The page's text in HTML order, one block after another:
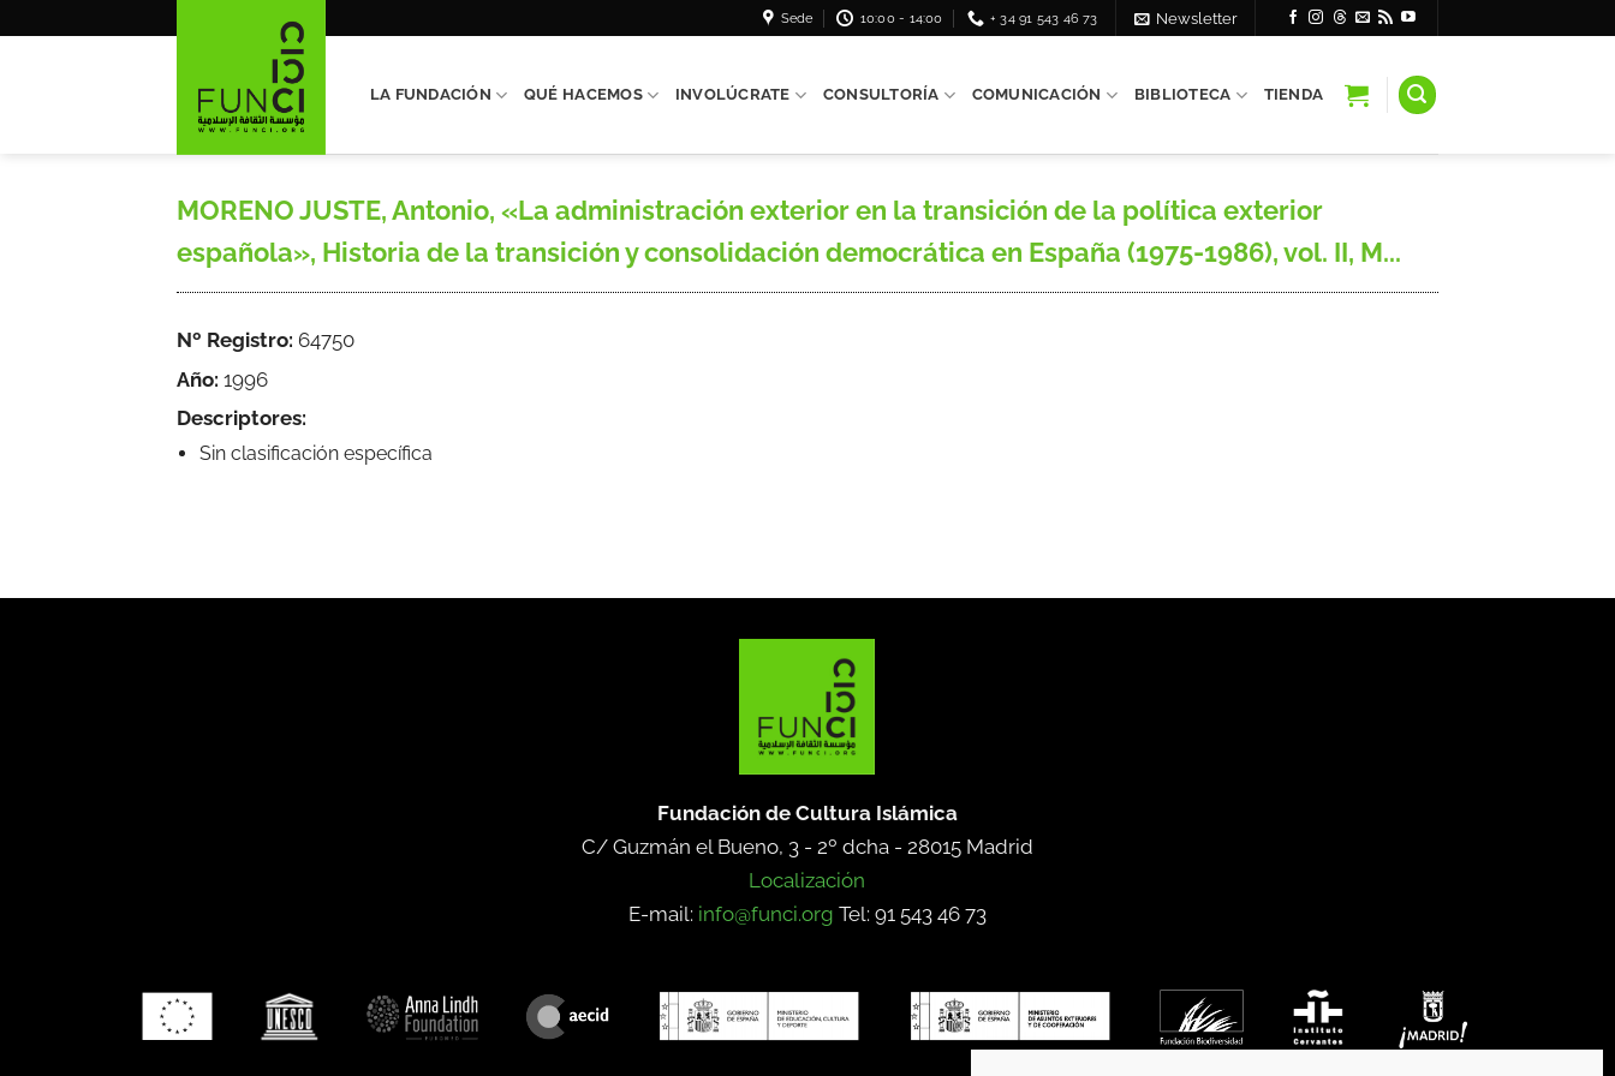
Sede 10:00 - 14:00 + 34 91 543 46 73 Newsletter
LA FUNDACIÓN QUÉ HACEMOS INVOLÚCRATE CONSULTORÍA COMUNICACIÓN BIBLIOTECA TIENDA
MORENO JUSTE, Antonio, «La administración exterior en la transición de la política exterior
española», Historia de la transición y consolidación democrática en España (1975-1986), vol. II, M...
Nº Registro: 64750
Año: 1996
Descriptores:
Sin clasificación específica
Fundación de Cultura Islámica
C/ Guzmán el Bueno, 3 - 2º dcha - 28015 Madrid
Localización
E-mail: info@funci.org Tel: 91 543 46 73